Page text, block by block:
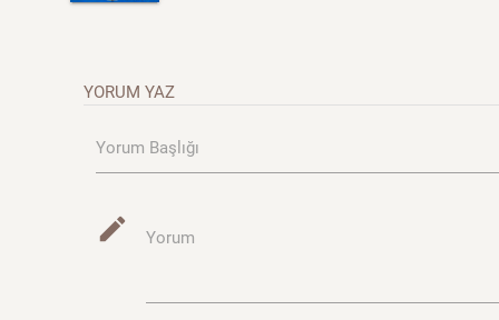
YORUM YAZ
Yorum Başlığı
mode_edit Yorum